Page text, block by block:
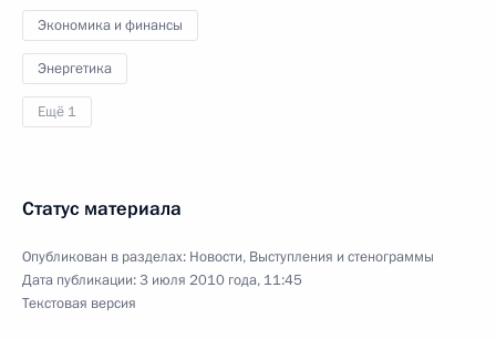
Экономика и финансы
Энергетика
Ещё 1
Статус материала
Опубликован в разделах: Новости, Выступления и стенограммы
Дата публикации:3 июля 2010 года, 11:45
Текстовая версия